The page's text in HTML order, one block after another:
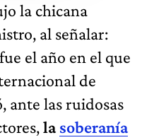
la chicana
al señalar:
el año en el que
de
ante las ruidosas
lasoberanía